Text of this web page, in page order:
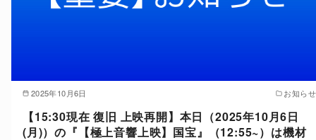
2025年10月6日 お知らせ
【15:30現在 復旧 上映再開】本日（2025年10月6日
(月)）の『【極上音響上映】国宝』（12:55~）は機材